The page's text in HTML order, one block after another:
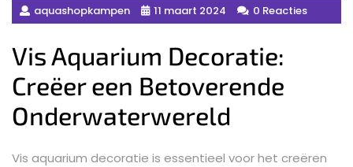
aquashopkampen 11 maart 2024 0 Reacties
Vis Aquarium Decoratie:
Creëer een Betoverende
Onderwaterwereld
Vis aquarium decoratie is essentieel voor het creëren